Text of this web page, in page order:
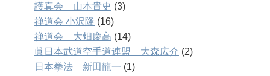
護真会 山本貴史 (3)
禅道会 小沢隆 (16)
禅道会 大畑慶高 (14)
眞日本武道空手道連盟 大森広介 (2)
日本拳法 新田龍一 (1)